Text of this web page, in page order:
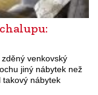
venkovský
jiný nábytek než
takový nábytek